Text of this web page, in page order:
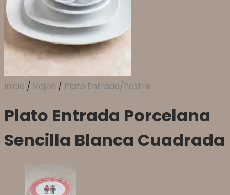
Inicio / Vajilla / Plato Entrada/Postre
Plato Entrada Porcelana
Sencilla Blanca Cuadrada